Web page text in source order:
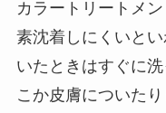
カラートリートメ
素沈着しにくいと
いたときはすぐに
こか皮膚についた